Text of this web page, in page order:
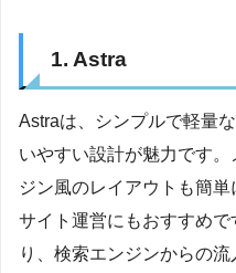
1. Astra
Astraは、シンプルで軽量
いやすい設計が魅力です
ジン風のレイアウトも簡
サイト運営にもおすすめ
り、検索エンジンからの流